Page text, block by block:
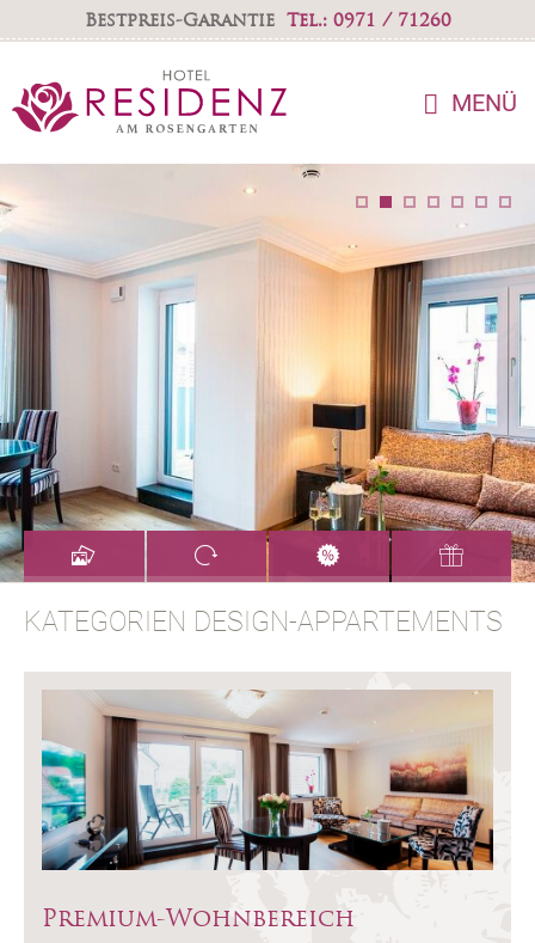
Bestpreis-Garantie Tel.: 0971 / 71260
MENÜ
KATEGORIEN DESIGN-APPARTEMENTS
Premium-Wohnbereich